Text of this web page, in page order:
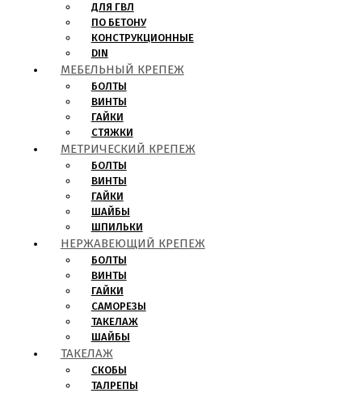
ДЛЯ ГВЛ
ПО БЕТОНУ
КОНСТРУКЦИОННЫЕ
DIN
МЕБЕЛЬНЫЙ КРЕПЕЖ
БОЛТЫ
ВИНТЫ
ГАЙКИ
СТЯЖКИ
МЕТРИЧЕСКИЙ КРЕПЕЖ
БОЛТЫ
ВИНТЫ
ГАЙКИ
ШАЙБЫ
ШПИЛЬКИ
НЕРЖАВЕЮЩИЙ КРЕПЕЖ
БОЛТЫ
ВИНТЫ
ГАЙКИ
САМОРЕЗЫ
ТАКЕЛАЖ
ШАЙБЫ
ТАКЕЛАЖ
СКОБЫ
ТАЛРЕПЫ